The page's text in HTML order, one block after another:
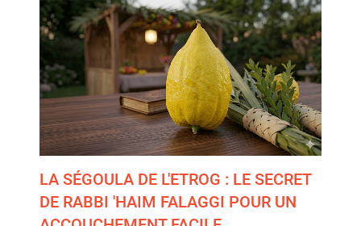
LA SÉGOULA DE L'ETROG : LE SECRET
DE RABBI 'HAIM FALAGGI POUR UN